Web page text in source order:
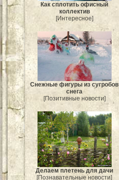
Как сплотить офисный
коллектив
[Интересное]
Снежные фигуры из сугробов
снега
[Позитивные новости]
Делаем плетень для дачи
[Познавательные новости]